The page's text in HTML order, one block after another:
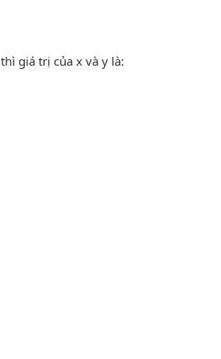
thì giá trị của x và y là: